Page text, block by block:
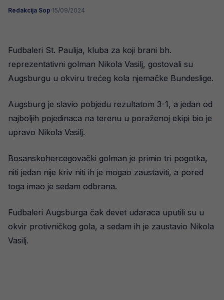
Redakcija Sop·15/09/2024
Fudbaleri St. Paulija, kluba za koji brani bh.
reprezentativni golman Nikola Vasilj, gostovali su
Augsburgu u okviru trećeg kola njemačke Bundeslige.
Augsburg je slavio pobjedu rezultatom 3-1, a jedan od
najboljih pojedinaca na terenu u poraženoj ekipi bio je
upravo Nikola Vasilj.
Bosanskohercegovački golman je primio tri pogotka,
niti jedan nije kriv niti ih je mogao zaustaviti, a pored
toga imao je sedam odbrana.
Fudbaleri Augsburga čak devet udaraca uputili su u
okvir protivničkog gola, a sedam ih je zaustavio Nikola
Vasilj.